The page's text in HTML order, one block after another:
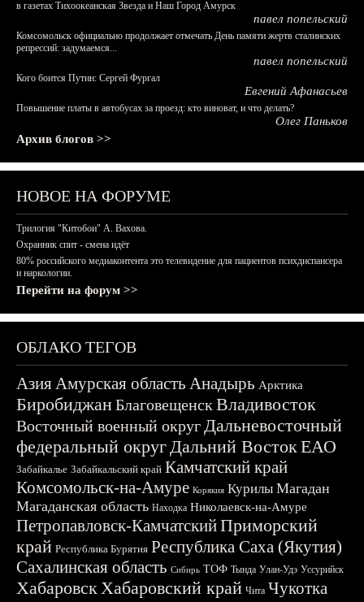
в газетах Тихоокеанская Звезда и Наш Город Амурск
павел попельский
Комсомольск официально продолжает отмечать День памяти жертв сталинских
репрессий: задумаемся...
павел попельский
Кого боится Путин: Сергей Фургал
Евгений Афанасьев
Повышение платы в автобусах за проезд: кто виноват, и что делать?
Олег Паньков
Архив блогов >>
НОВОЕ НА ФОРУМЕ
Трилогия "Китобои" А. Вахова.
Охранник спит - смена идёт
80% российского медиаконтента это телевидение для пациентов психдиспансера
и наркологии.
Перейти на форум >>
ОБЛАКО ТЕГОВ
АзияАмурская область Анадырь Арктика
БиробиджанБлаговещенскВладивосток
Восточный военный округДальневосточный
федеральный округДальний ВостокЕАО
Забайкалье Забайкальский край Камчатский край
Комсомольск-на-Амуре Корякия Курилы Магадан
Магаданская область Находка Николаевск-на-Амуре
Петропавловск-КамчатскийПриморский
край Республика Бурятия Республика Саха (Якутия)
Сахалинская область Сибирь ТОФ Тында Улан-Удэ Уссурийск
ХабаровскХабаровский край Чита Чукотка